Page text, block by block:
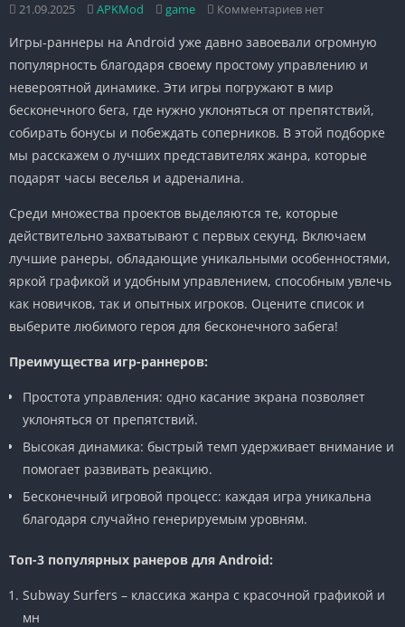
21.09.2025 APKMod game Комментариев нет
Игры-раннеры на Android уже давно завоевали огромную
популярность благодаря своему простому управлению и
невероятной динамике. Эти игры погружают в мир
бесконечного бега, где нужно уклоняться от препятствий,
собирать бонусы и побеждать соперников. В этой подборке
мы расскажем о лучших представителях жанра, которые
подарят часы веселья и адреналина.
Среди множества проектов выделяются те, которые
действительно захватывают с первых секунд. Включаем
лучшие ранеры, обладающие уникальными особенностями,
яркой графикой и удобным управлением, способным увлечь
как новичков, так и опытных игроков. Оцените список и
выберите любимого героя для бесконечного забега!
Преимущества игр-раннеров:
Простота управления: одно касание экрана позволяет
уклоняться от препятствий.
Высокая динамика: быстрый темп удерживает внимание и
помогает развивать реакцию.
Бесконечный игровой процесс: каждая игра уникальна
благодаря случайно генерируемым уровням.
Топ-3 популярных ранеров для Android:
Subway Surfers – классика жанра с красочной графикой и
мн